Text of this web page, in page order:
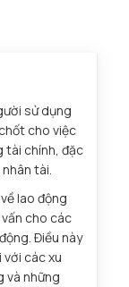
sử dụng
cho việc
tài chính, đặc
tài.
lao động
cho các
Điều này
các xu
và những